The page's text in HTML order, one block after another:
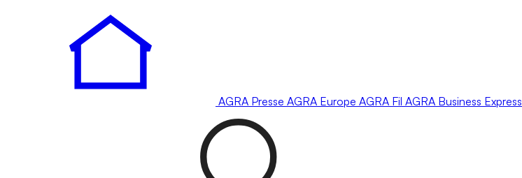
AGRA Presse AGRA Europe AGRA Fil AGRA Business Express